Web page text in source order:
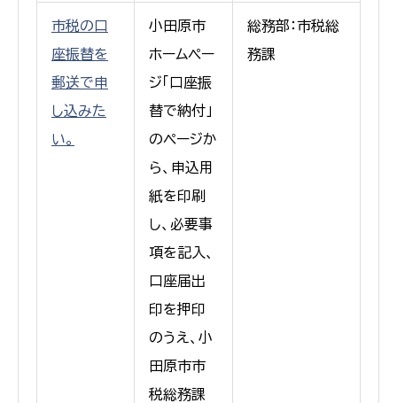
市税の口
座振替を
郵送で申
し込みた
い。
小田原市
ホームペー
ジ「口座振
替で納付」
のページか
ら、申込用
紙を印刷
し、必要事
項を記入、
口座届出
印を押印
のうえ、小
田原市市
税総務課
総務部：市税総
務課